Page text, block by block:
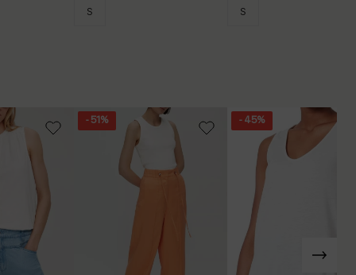
S S
- 51% - 45%